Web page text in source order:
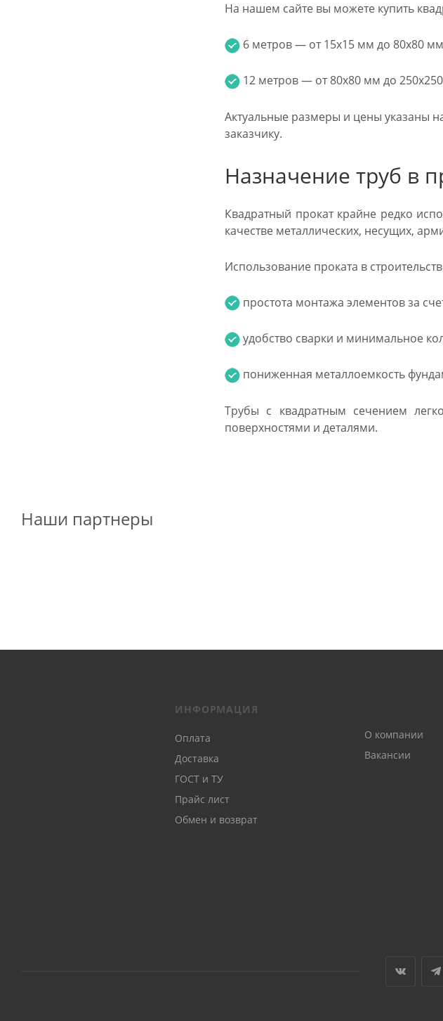
На нашем сайте вы можете купить
6 метров — от 15х15 мм до 80х80
12 метров — от 80х80 мм до
Актуальные размеры и цены указаны
заказчику.
Назначение труб в
Квадратный прокат крайне редко
качестве металлических, несущих,
Использование проката в
простота монтажа элементов за
удобство сварки и минимальное
пониженная металлоемкость
Трубы с квадратным сечением
поверхностями и деталями.
Наши партнеры
ИНФОРМАЦИЯ
Оплата
Доставка
ГОСТ и ТУ
Прайс лист
Обмен и возврат
О компании
Вакансии